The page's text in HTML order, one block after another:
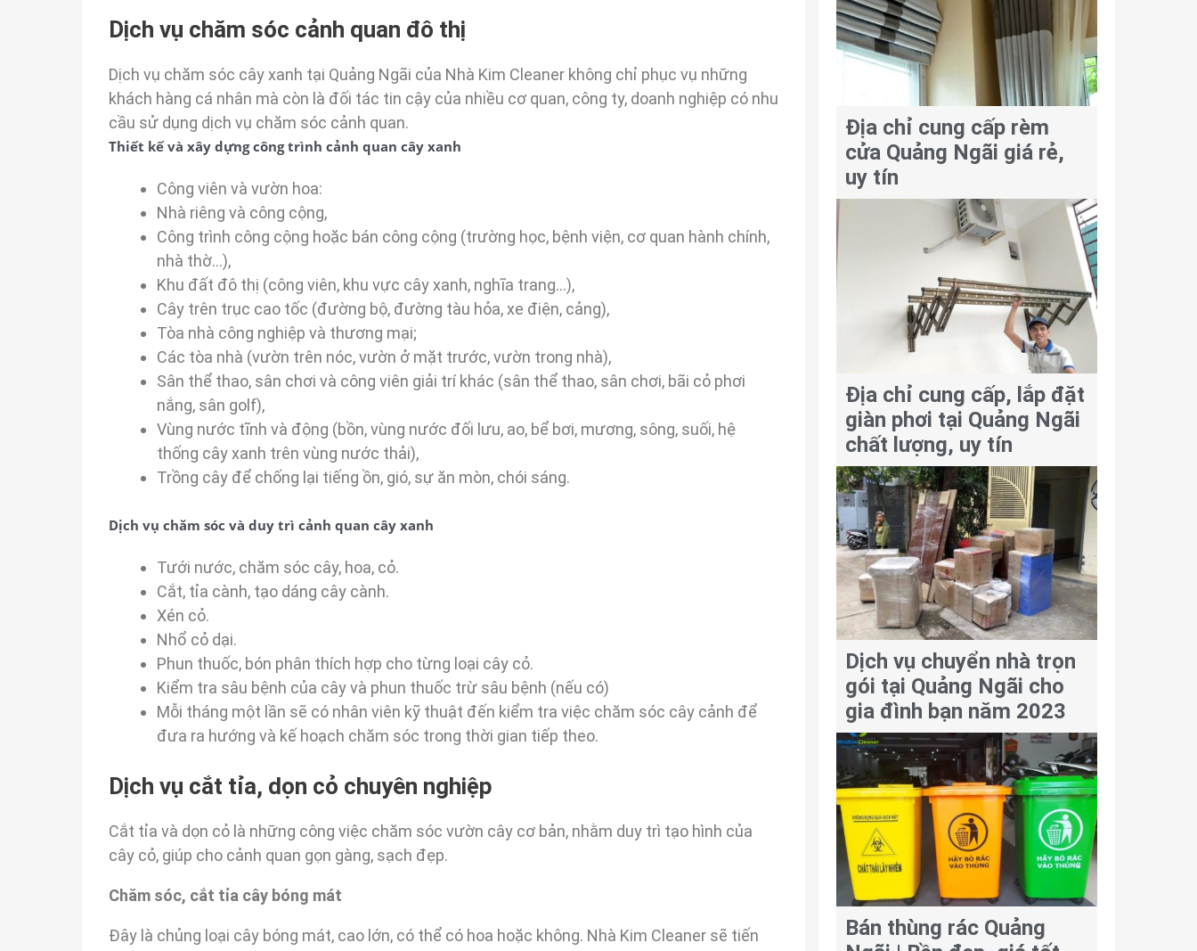
Dịch vụ chăm sóc cảnh quan đô thị
Dịch vụ chăm sóc cây xanh tại Quảng Ngãi của Nhà Kim Cleaner không chỉ phục vụ những
khách hàng cá nhân mà còn là đối tác tin cậy của nhiều cơ quan, công ty, doanh nghiệp có nhu
cầu sử dụng dịch vụ chăm sóc cảnh quan.
Thiết kế và xây dựng công trình cảnh quan cây xanh
Công viên và vườn hoa:
Nhà riêng và công cộng,
Công trình công cộng hoặc bán công cộng (trường học, bệnh viện, cơ quan hành chính,
nhà thờ…),
Khu đất đô thị (công viên, khu vực cây xanh, nghĩa trang…),
Cây trên trục cao tốc (đường bộ, đường tàu hỏa, xe điện, cảng),
Tòa nhà công nghiệp và thương mại;
Các tòa nhà (vườn trên nóc, vườn ở mặt trước, vườn trong nhà),
Sân thể thao, sân chơi và công viên giải trí khác (sân thể thao, sân chơi, bãi cỏ phơi
nắng, sân golf),
Vùng nước tĩnh và động (bồn, vùng nước đối lưu, ao, bể bơi, mương, sông, suối, hệ
thống cây xanh trên vùng nước thải),
Trồng cây để chống lại tiếng ồn, gió, sự ăn mòn, chói sáng.
Dịch vụ chăm sóc và duy trì cảnh quan cây xanh
Tưới nước, chăm sóc cây, hoa, cỏ.
Cắt, tỉa cành, tạo dáng cây cành.
Xén cỏ.
Nhổ cỏ dại.
Phun thuốc, bón phân thích hợp cho từng loại cây cỏ.
Kiểm tra sâu bệnh của cây và phun thuốc trừ sâu bệnh (nếu có)
Mỗi tháng một lần sẽ có nhân viên kỹ thuật đến kiểm tra việc chăm sóc cây cảnh để
đưa ra hướng và kế hoạch chăm sóc trong thời gian tiếp theo.
Dịch vụ cắt tỉa, dọn cỏ chuyên nghiệp
Cắt tỉa và dọn cỏ là những công việc chăm sóc vườn cây cơ bản, nhằm duy trì tạo hình của
cây cỏ, giúp cho cảnh quan gọn gàng, sạch đẹp.
Chăm sóc, cắt tỉa cây bóng mát
Đây là chủng loại cây bóng mát, cao lớn, có thể có hoa hoặc không. Nhà Kim Cleaner sẽ tiến
Địa chỉ cung cấp rèm
cửa Quảng Ngãi giá rẻ,
uy tín
Địa chỉ cung cấp, lắp đặt
giàn phơi tại Quảng Ngãi
chất lượng, uy tín
Dịch vụ chuyển nhà trọn
gói tại Quảng Ngãi cho
gia đình bạn năm 2023
Bán thùng rác Quảng